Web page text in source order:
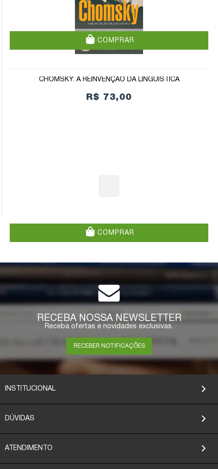
COMPRAR
CHOMSKY: A REINVENÇÃO DA LINGUÍSTICA
R$ 73,00
COMPRAR
RECEBA NOSSA NEWSLETTER
Receba ofertas e novidades exclusivas.
RECEBER NOTIFICAÇÕES
INSTITUCIONAL
DÚVIDAS
ATENDIMENTO